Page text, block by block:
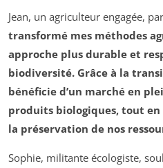
Jean, un agriculteur engagée,
transformé mes méthodes
approche plus durable et
biodiversité. Grâce à la
bénéficie d’un marché en
produits biologiques, tout
la préservation de nos
Sophie, militante écologiste,